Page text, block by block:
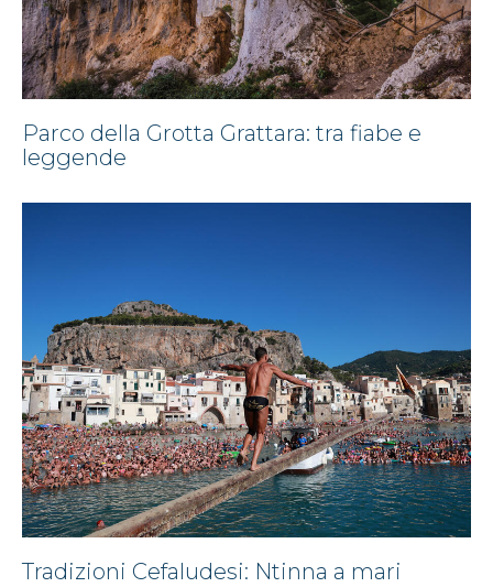
Parco della Grotta Grattara: tra fiabe e
leggende
Tradizioni Cefaludesi: Ntinna a mari